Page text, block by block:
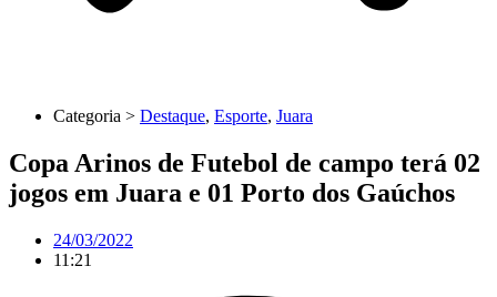
Categoria > Destaque, Esporte, Juara
Copa Arinos de Futebol de campo terá 02
jogos em Juara e 01 Porto dos Gaúchos
24/03/2022
11:21